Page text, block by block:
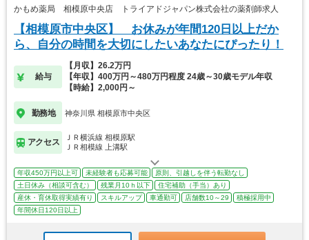
かもめ薬局 相模原中央店 トライアドジャパン株式会社の薬剤師求人
【相模原市中央区】 お休みが年間120日以上だか
ら、自分の時間を大切にしたいあなたにぴったり！
給与
【月収】26.2万円
【年収】400万円～480万円程度 24歳～30歳モデル年収
【時給】2,000円～
勤務地 神奈川県 相模原市中央区
アクセス
ＪＲ横浜線 相模原駅
ＪＲ相模線 上溝駅
年収450万円以上可 未経験者も応募可能
原則、引越しを伴う転勤なし
土日休み（相談可含む）
残業月10ｈ以下
住宅補助（手当）あり
産休・育休取得実績有り
スキルアップ 車通勤可 店舗数10～29
積極採用中
年間休日120日以上